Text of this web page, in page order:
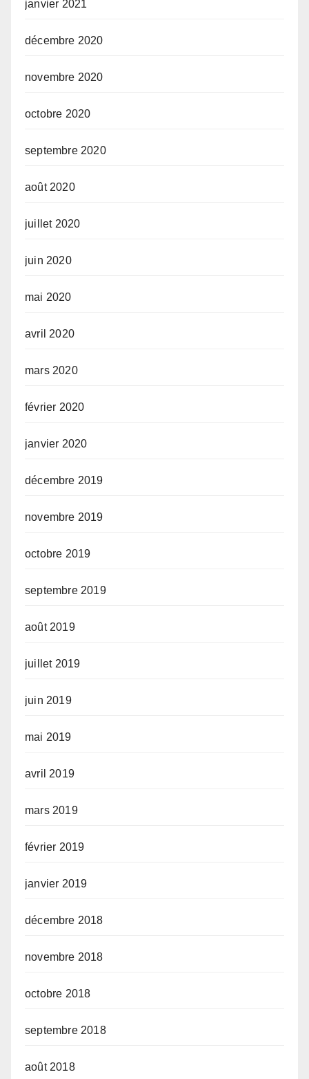
janvier 2021
décembre 2020
novembre 2020
octobre 2020
septembre 2020
août 2020
juillet 2020
juin 2020
mai 2020
avril 2020
mars 2020
février 2020
janvier 2020
décembre 2019
novembre 2019
octobre 2019
septembre 2019
août 2019
juillet 2019
juin 2019
mai 2019
avril 2019
mars 2019
février 2019
janvier 2019
décembre 2018
novembre 2018
octobre 2018
septembre 2018
août 2018